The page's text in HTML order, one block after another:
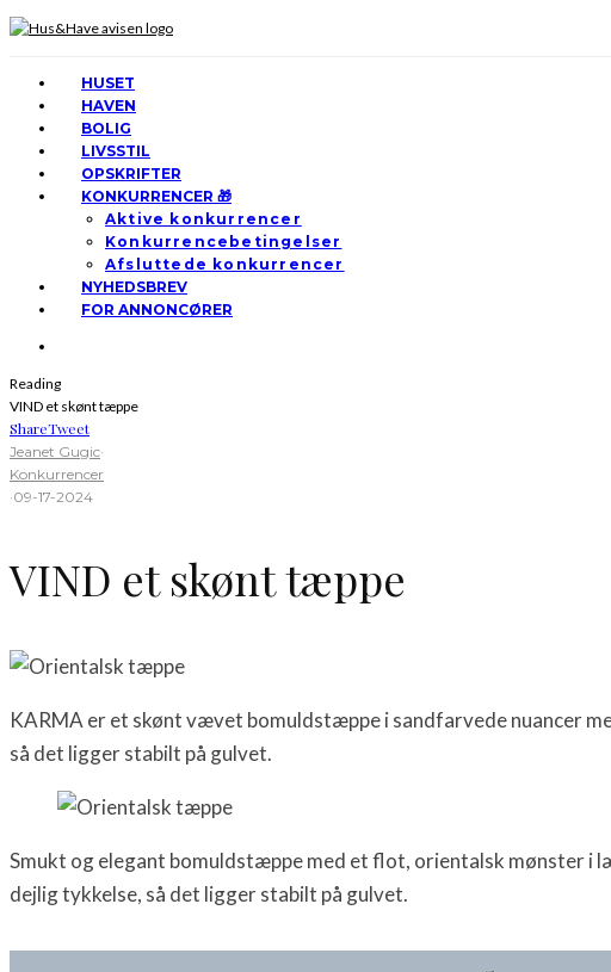
HUSET
HAVEN
BOLIG
LIVSSTIL
OPSKRIFTER
KONKURRENCER 🎁
Aktive konkurrencer
Konkurrencebetingelser
Afsluttede konkurrencer
NYHEDSBREV
FOR ANNONCØRER
Reading
VIND et skønt tæppe
ShareTweet
Jeanet Gugic·
Konkurrencer
·09-17-2024
VIND et skønt tæppe
KARMA er et skønt vævet bomuldstæppe i sandfarvede nuancer
så det ligger stabilt på gulvet.
Smukt og elegant bomuldstæppe med et flot, orientalsk mønster i
dejlig tykkelse, så det ligger stabilt på gulvet.